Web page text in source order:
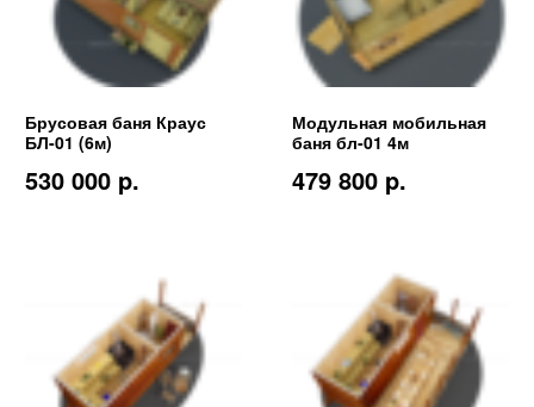
Брусовая баня Краус
БЛ-01 (6м)
530 000 p.
Модульная мобильная
баня бл-01 4м
479 800 p.